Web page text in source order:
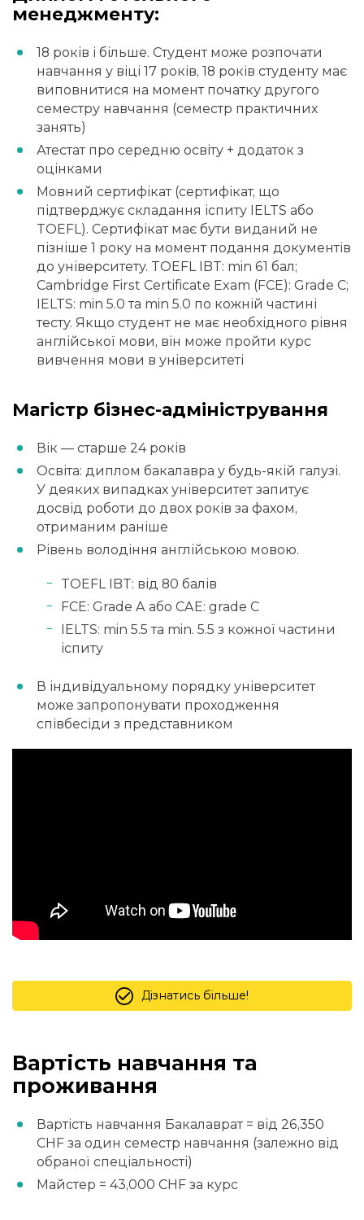
менеджменту:
18 років і більше. Студент може розпочати
навчання у віці 17 років, 18 років студенту має
виповнитися на момент початку другого
семестру навчання (семестр практичних
занять)
Атестат про середню освіту + додаток з
оцінками
Мовний сертифікат (сертифікат, що
підтверджує складання іспиту IELTS або
TOEFL). Сертифікат має бути виданий не
пізніше 1 року на момент подання документів
до університету. TOEFL IBT: min 61 бал;
Cambridge First Certificate Exam (FCE): Grade C;
IELTS: min 5.0 та min 5.0 по кожній частині
тесту. Якщо студент не має необхідного рівня
англійської мови, він може пройти курс
вивчення мови в університеті
Магістр бізнес-адміністрування
Вік — старше 24 років
Освіта: диплом бакалавра у будь-якій галузі.
У деяких випадках університет запитує
досвід роботи до двох років за фахом,
отриманим раніше
Рівень володіння англійською мовою.
TOEFL IBT: від 80 балів
FCE: Grade A або CAE: grade C
IELTS: min 5.5 та min. 5.5 з кожної частини
іспиту
В індивідуальному порядку університет
може запропонувати проходження
співбесіди з представником
Дізнатись більше!
Вартість навчання та
проживання
Вартість навчання Бакалаврат = від 26,350
CHF за один семестр навчання (залежно від
обраної спеціальності)
Майстер = 43,000 CHF за курс